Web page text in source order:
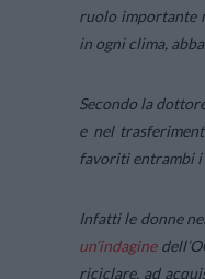
ruolo importante
in ogni clima,
Secondo la
e nel
favoriti entrambi i
Infatti le donne
un’indagine
riciclare, ad